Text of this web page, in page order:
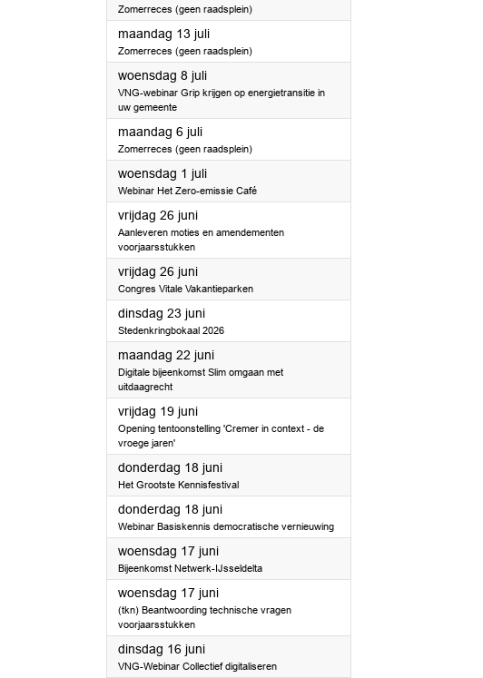
Zomerreces (geen raadsplein)
maandag 13 juli2026
Zomerreces (geen raadsplein)
woensdag 8 juli2026
VNG-webinar Grip krijgen op energietransitie in
uw gemeente
maandag 6 juli2026
Zomerreces (geen raadsplein)
woensdag 1 juli2026
Webinar Het Zero-emissie Café
vrijdag 26 juni2026
Aanleveren moties en amendementen
voorjaarsstukken
vrijdag 26 juni2026
Congres Vitale Vakantieparken
dinsdag 23 juni2026
Stedenkringbokaal 2026
maandag 22 juni2026
Digitale bijeenkomst Slim omgaan met
uitdaagrecht
vrijdag 19 juni2026
Opening tentoonstelling 'Cremer in context - de
vroege jaren'
donderdag 18 juni2026
Het Grootste Kennisfestival
donderdag 18 juni2026
Webinar Basiskennis democratische vernieuwing
woensdag 17 juni2026
Bijeenkomst Netwerk-IJsseldelta
woensdag 17 juni2026
(tkn) Beantwoording technische vragen
voorjaarsstukken
dinsdag 16 juni2026
VNG-Webinar Collectief digitaliseren